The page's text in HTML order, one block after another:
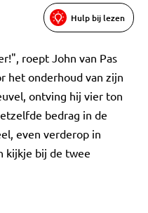
Hulp bij lezen
roept John van Pas
het onderhoud van zijn
ontving hij vier ton
bedrag in de
even verderop in
kijkje bij de twee